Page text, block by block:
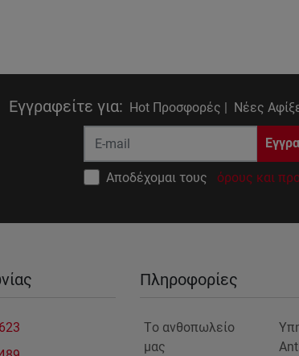
Εγγραφείτε για: Hot Προσφορές | Νέες
Αποδέχομαι τους όρους και
Πληροφορίες
Tο ανθοπωλείο
μας